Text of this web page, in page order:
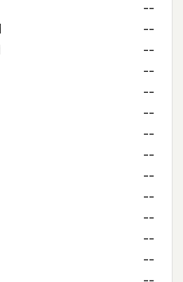
--
--
--
--
--
--
--
--
--
--
--
--
--